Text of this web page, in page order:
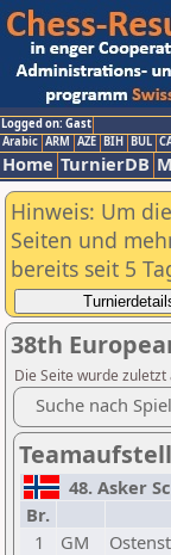
Logged on: Gast
Arabic ARM AZE BIH BUL
Home TurnierDB
Hinweis: Um
Seiten und
bereits seit 5
38th
Die Seite wurde
Suche nach
48. Asker
Br.
1
GM